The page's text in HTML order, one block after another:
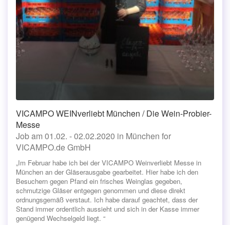
VICAMPO WEINverliebt München / Die Wein-Probier-
Messe
Job am 01.02. - 02.02.2020 in München for
VICAMPO.de GmbH
„Im Februar habe ich bei der VICAMPO Weinverliebt Messe in
München an der Gläserausgabe gearbeitet. Hier habe ich den
Besuchern gegen Pfand ein frisches Weinglas gegeben,
schmutzige Gläser entgegen genommen und diese direkt
ordnungsgemäß verstaut. Ich habe darauf geachtet, dass der
Stand immer ordentlich aussieht und sich in der Kasse immer
genügend Wechselgeld liegt. “